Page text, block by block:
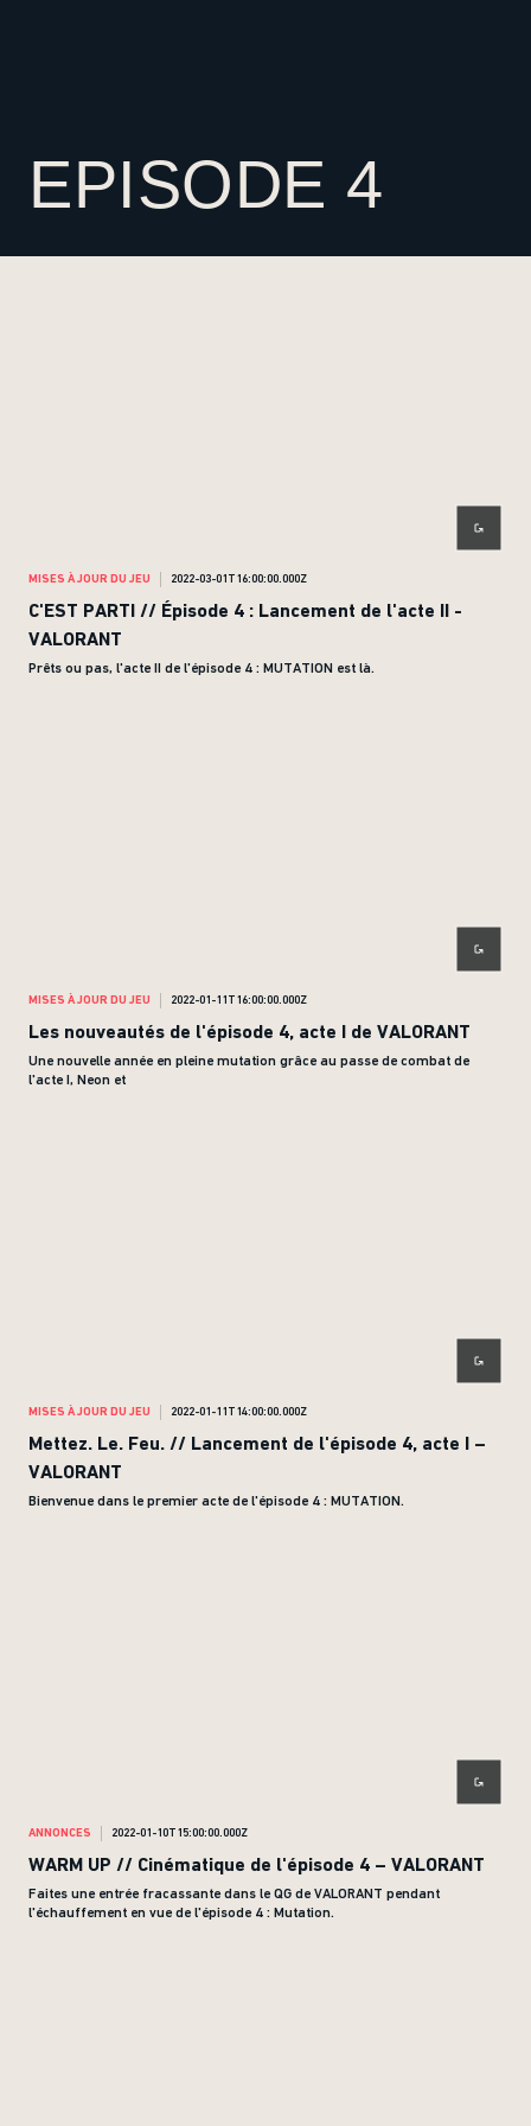
EPISODE 4
MISES À JOUR DU JEU 2022-03-01T16:00:00.000Z
C'EST PARTI // Épisode 4 : Lancement de l'acte II -
VALORANT
Prêts ou pas, l'acte II de l'épisode 4 : MUTATION est là.
MISES À JOUR DU JEU 2022-01-11T16:00:00.000Z
Les nouveautés de l'épisode 4, acte I de VALORANT
Une nouvelle année en pleine mutation grâce au passe de combat de
l'acte I, Neon et
MISES À JOUR DU JEU 2022-01-11T14:00:00.000Z
Mettez. Le. Feu. // Lancement de l'épisode 4, acte I –
VALORANT
Bienvenue dans le premier acte de l'épisode 4 : MUTATION.
ANNONCES 2022-01-10T15:00:00.000Z
WARM UP // Cinématique de l'épisode 4 – VALORANT
Faites une entrée fracassante dans le QG de VALORANT pendant
l'échauffement en vue de l'épisode 4 : Mutation.